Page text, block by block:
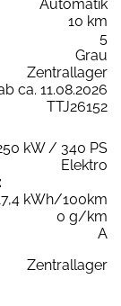
Automatik
10 km
5
Grau
Zentrallager
ca. 11.08.2026
TTJ26152
kW / 340 PS
Elektro
kWh/100km
0 g/km
A
Zentrallager